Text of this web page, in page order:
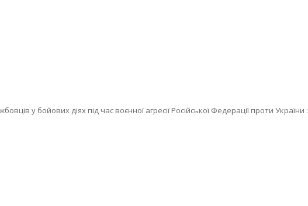
у бойових діях під час воєнної агресії Російської Федерації проти України :